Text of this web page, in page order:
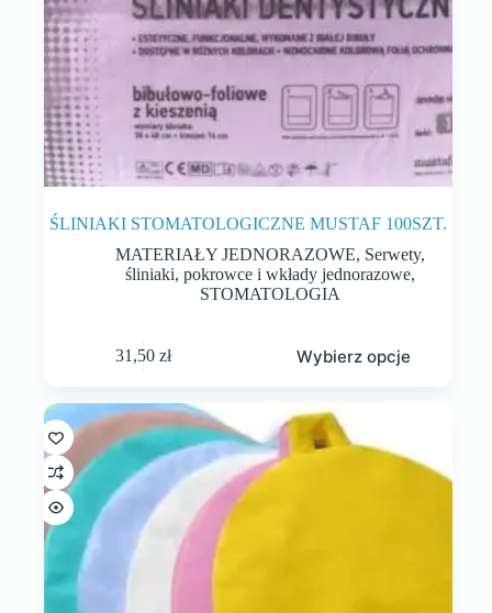
ŚLINIAKI STOMATOLOGICZNE MUSTAF 100SZT.
MATERIAŁY JEDNORAZOWE, Serwety,
śliniaki, pokrowce i wkłady jednorazowe,
STOMATOLOGIA
31,50zł Wybierz opcje